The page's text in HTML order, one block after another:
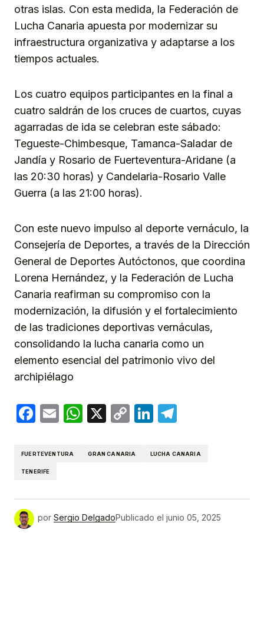
otras islas. Con esta medida, la Federación de
Lucha Canaria apuesta por modernizar su
infraestructura organizativa y adaptarse a los
tiempos actuales.
Los cuatro equipos participantes en la final a
cuatro saldrán de los cruces de cuartos, cuyas
agarradas de ida se celebran este sábado:
Tegueste-Chimbesque, Tamanca-Saladar de
Jandía y Rosario de Fuerteventura-Aridane (a
las 20:30 horas) y Candelaria-Rosario Valle
Guerra (a las 21:00 horas).
Con este nuevo impulso al deporte vernáculo, la
Consejería de Deportes, a través de la Dirección
General de Deportes Autóctonos, que coordina
Lorena Hernández, y la Federación de Lucha
Canaria reafirman su compromiso con la
modernización, la difusión y el fortalecimiento
de las tradiciones deportivas vernáculas,
consolidando la lucha canaria como un
elemento esencial del patrimonio vivo del
archipiélago
Facebook
EmailWhatsApp
X
CopyLinkedIn
FUERTEVENTURA GRAN CANARIA LUCHA CANARIA
TENERIFE
por Sergio DelgadoPublicado el junio 05, 2025